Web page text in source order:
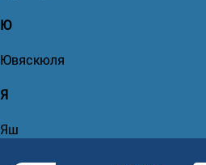
Ю
Ювяскюля
Я
Яш